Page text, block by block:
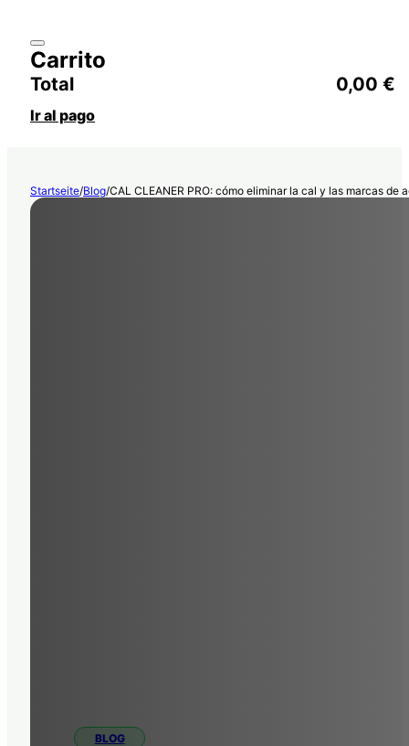
Carrito
Total 0,00 €
Ir al pago
Startseite/Blog/CAL CLEANER PRO: cómo eliminar la cal y las marcas
BLOG